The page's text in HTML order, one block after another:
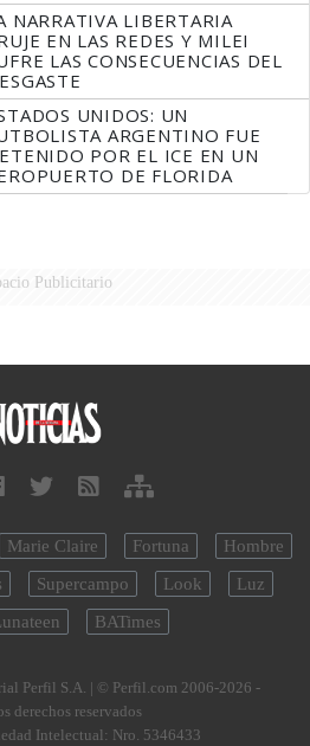
NARRATIVA LIBERTARIA
EN LAS REDES Y MILEI
LAS CONSECUENCIAS DEL
UNIDOS: UN
ARGENTINO FUE
POR EL ICE EN UN
DE FLORIDA
Publicitario
Marie Claire Fortuna
Hombre
Supercampo Look
Luz
BATimes
Perfil S.A. | © Perfil.com 2006-2026 -
derechos reservados
Intelectual: Nro. 5346433